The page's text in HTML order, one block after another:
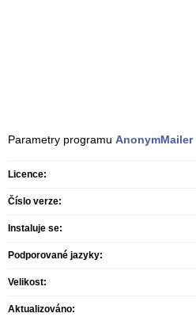
Parametry programu AnonymMailer
Licence:
Číslo verze:
Instaluje se:
Podporované jazyky:
Velikost:
Aktualizováno: